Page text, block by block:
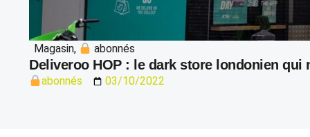
Magasin, abonnés
Deliveroo HOP : le dark store londonien qui
abonnés 03/10/2022